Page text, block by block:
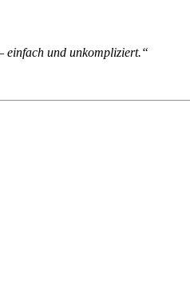
einfach und unkompliziert.“